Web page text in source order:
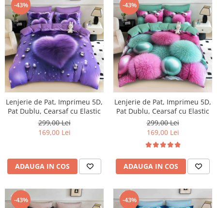
-43%
Lenjerie de Pat, Imprimeu 5D,
Pat Dublu, Cearsaf cu Elastic
299,00 Lei
169,00 Lei
ADAUGA IN COS
-43%
Lenjerie de Pat, Imprimeu 5D,
Pat Dublu, Cearsaf cu Elastic
299,00 Lei
169,00 Lei
ADAUGA IN COS
-43% -43%